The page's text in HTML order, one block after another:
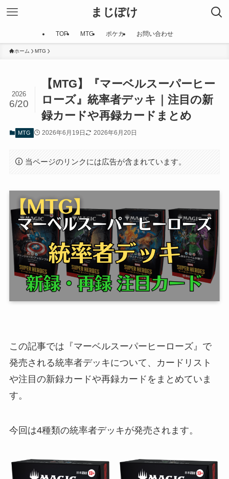
まじぽけ
TOP MTG ポケカ お問い合わせ
ホーム MTG
【MTG】『マーベルスーパーヒー
ローズ』統率者デッキ｜注目の新
録カードや再録カードまとめ
2026
6/20
MTG 2026年6月19日 2026年6月20日
当ページのリンクには広告が含まれています。
この記事では『マーベルスーパーヒーローズ』で
発売される統率者デッキについて、カードリスト
や注目の新録カードや再録カードをまとめていま
す。
今回は4種類の統率者デッキが発売されます。